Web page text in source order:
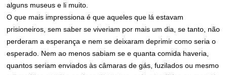
alguns museus e li muito.
O que mais impressiona é que aqueles que lá estavam
prisioneiros, sem saber se viveriam por mais um dia, se tanto, não
perderam a esperança e nem se deixaram deprimir como seria o
esperado. Nem ao menos sabiam se e quanta comida haveria,
quantos seriam enviados às câmaras de gás, fuzilados ou mesmo